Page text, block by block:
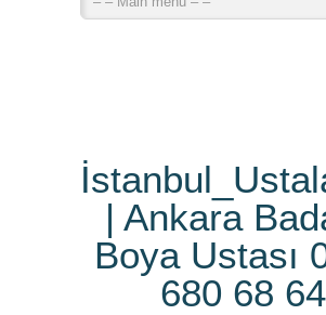
| Ankara
Boya Ustası
680 68 64